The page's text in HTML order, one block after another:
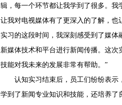
辑，每一个环节都让我学到了很多。
让我对电视媒体有了更深入的了解，也
实习的这段时间，我深刻感受到了媒
新媒体技术和平台进行新闻传播。这
技能对我未来的发展非常有帮助。”
认知实习结束后，员工们纷纷表
学到了新闻专业知识和技能，还培养